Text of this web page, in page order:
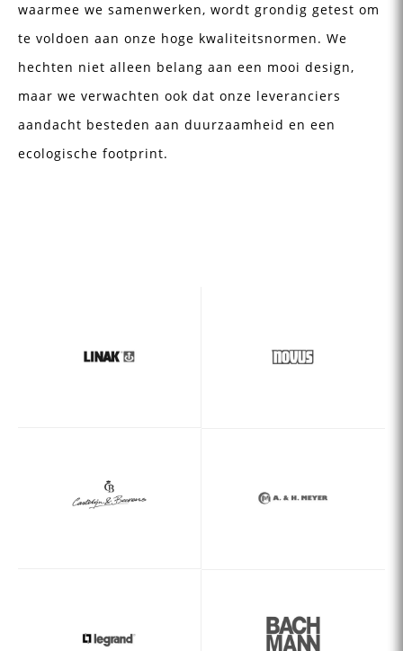
waarmee we samenwerken, wordt grondig getest om
te voldoen aan onze hoge kwaliteitsnormen. We
hechten niet alleen belang aan een mooi design,
maar we verwachten ook dat onze leveranciers
aandacht besteden aan duurzaamheid en een
ecologische footprint.